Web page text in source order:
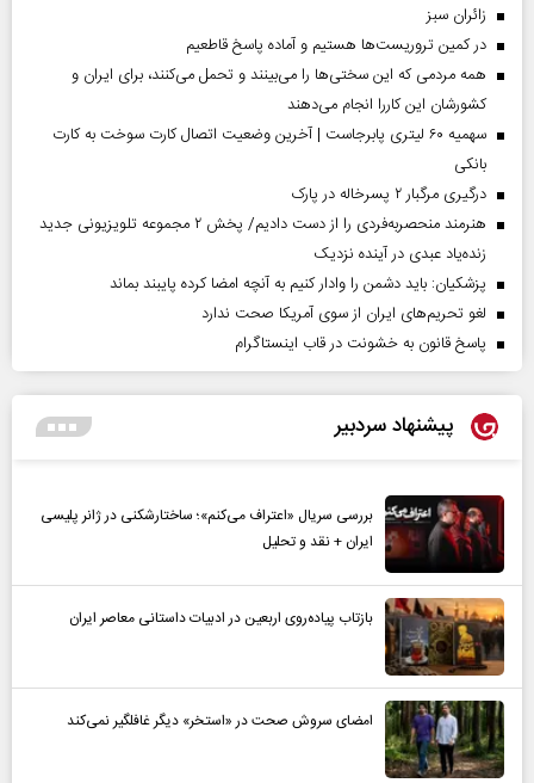
‌زائران سبز
در کمین تروریست‌ها هستیم و آماده پاسخ قاطعیم
همه مردمی که این سختی‌ها را می‌بینند و تحمل می‌کنند، برای ایران و
کشورشان این کاررا انجام می‌دهند
سهمیه ۶۰ لیتری پابرجاست | آخرین وضعیت اتصال کارت سوخت به کارت
بانکی
درگیری مرگبار ۲ پسرخاله در پارک
هنرمند منحصر‌به‌فردی را از دست دادیم/ پخش ۲ مجموعه تلویزیونی جدید
زنده‌یاد عبدی در آینده نزدیک
پزشکیان: باید دشمن را وادار کنیم به آنچه امضا کرده پایبند بماند
لغو تحریم‌های ایران از سوی آمریکا صحت ندارد
پاسخ قانون به خشونت در قاب اینستاگرام
پیشنهاد سردبیر
بررسی سریال «اعتراف می‌کنم»؛ ساختارشکنی در ژانر پلیسی
ایران + نقد و تحلیل
بازتاب پیاده‌روی اربعین در ادبیات داستانی معاصر ایران
امضای سروش صحت در «استخر» دیگر غافلگیر نمی‌کند